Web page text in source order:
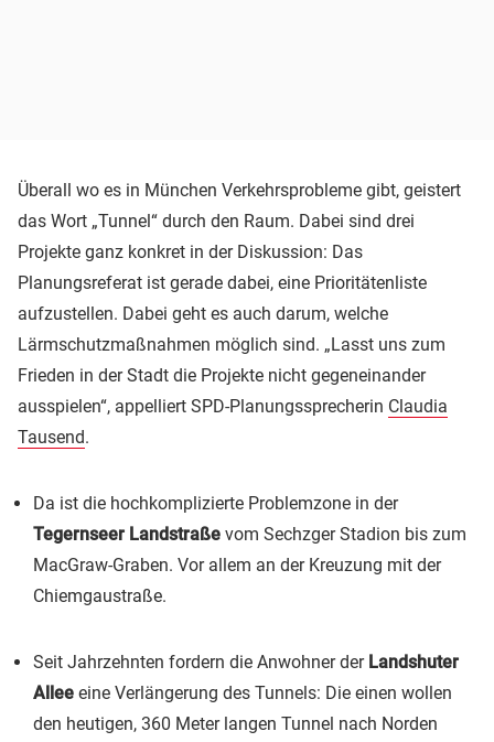
Überall wo es in München Verkehrsprobleme gibt, geistert
das Wort „Tunnel“ durch den Raum. Dabei sind drei
Projekte ganz konkret in der Diskussion: Das
Planungsreferat ist gerade dabei, eine Prioritätenliste
aufzustellen. Dabei geht es auch darum, welche
Lärmschutzmaßnahmen möglich sind. „Lasst uns zum
Frieden in der Stadt die Projekte nicht gegeneinander
ausspielen“, appelliert SPD-Planungssprecherin Claudia
Tausend.
Da ist die hochkomplizierte Problemzone in der
Tegernseer Landstraße vom Sechzger Stadion bis zum
MacGraw-Graben. Vor allem an der Kreuzung mit der
Chiemgaustraße.
Seit Jahrzehnten fordern die Anwohner der Landshuter
Allee eine Verlängerung des Tunnels: Die einen wollen
den heutigen, 360 Meter langen Tunnel nach Norden